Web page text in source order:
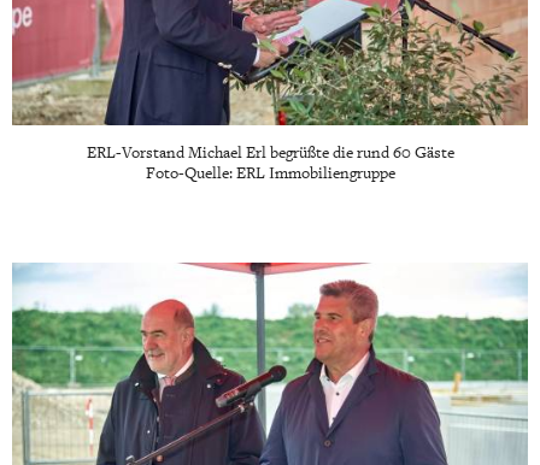
ERL-Vorstand Michael Erl begrüßte die rund 60 Gäste
Foto-Quelle: ERL Immobiliengruppe